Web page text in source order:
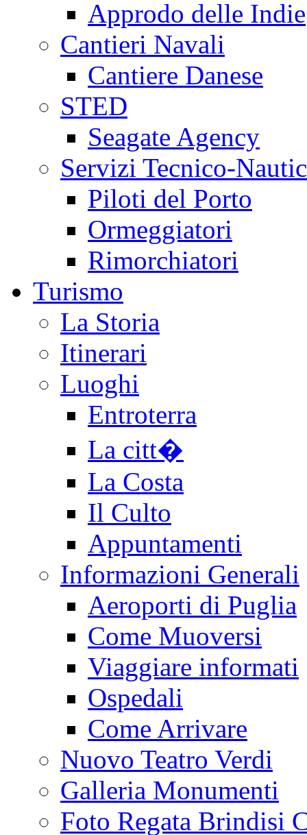
Approdo delle Indie
Cantieri Navali
Cantiere Danese
STED
Seagate Agency
Servizi Tecnico-
Piloti del Porto
Ormeggiatori
Rimorchiatori
Turismo
La Storia
Itinerari
Luoghi
Entroterra
La citt�
La Costa
Il Culto
Appuntamenti
Informazioni Generali
Aeroporti di Puglia
Come Muoversi
Viaggiare informati
Ospedali
Come Arrivare
Nuovo Teatro Verdi
Galleria Monumenti
Foto Regata Brindisi